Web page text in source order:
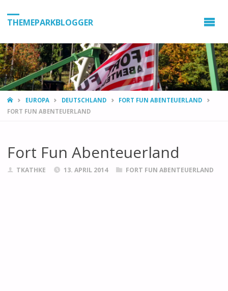
THEMEPARKBLOGGER
HOMEEUROPA DEUTSCHLAND
FORT FUN ABENTEUERLAND
FORT FUN ABENTEUERLAND
Fort Fun Abenteuerland
TKATHKE 13. APRIL 2014 FORT FUN ABENTEUERLAND